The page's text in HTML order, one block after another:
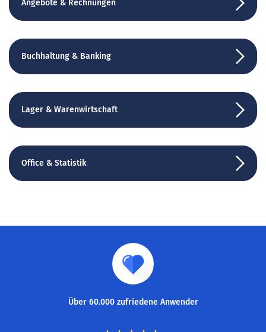
Angebote & Rechnungen
Buchhaltung & Banking
Lager & Warenwirtschaft
Office & Statistik
Über 60.000 zufriedene Anwender